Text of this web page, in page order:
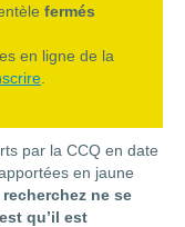
fermés
en ligne de la
par la CCQ en date
en jaune
ne se
qu’il est